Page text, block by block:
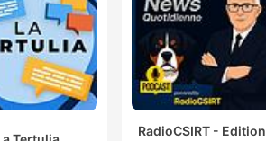
RadioCSIRT - Edition